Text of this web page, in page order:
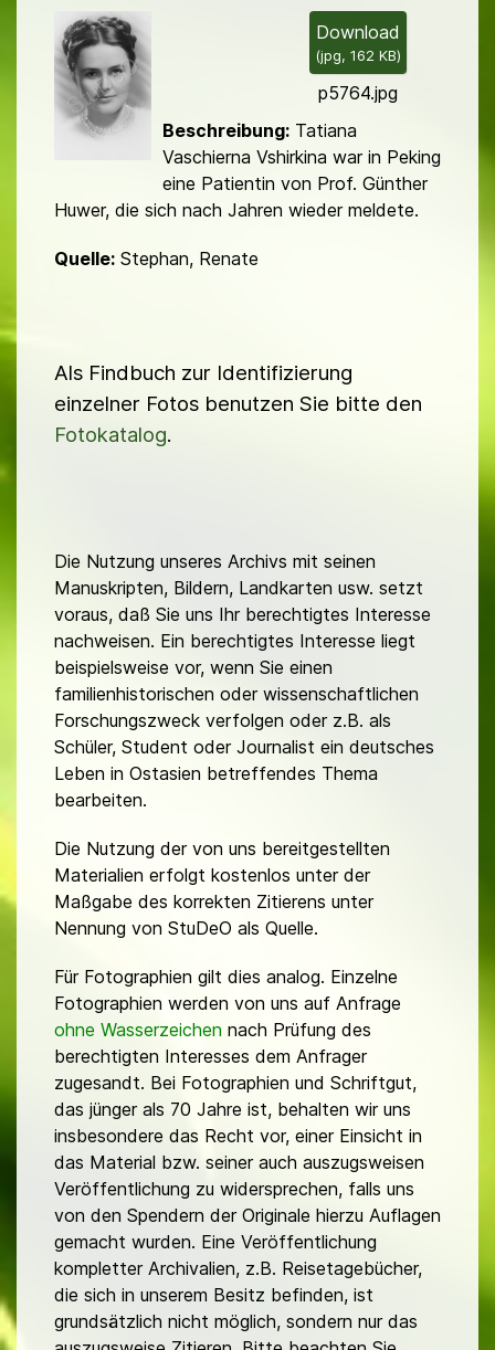
l
d
Download
(jpg, 162 KB)
p5764.jpg
Beschreibung:Tatiana
Vaschierna Vshirkina war in Peking
eine Patientin von Prof. Günther
Huwer, die sich nach Jahren wieder meldete.
Quelle: Stephan, Renate
Als Findbuch zur Identifizierung
einzelner Fotos benutzen Sie bitte den
Fotokatalog.
Die Nutzung unseres Archivs mit seinen
Manuskripten, Bildern, Landkarten usw. setzt
voraus, daß Sie uns Ihr berechtigtes Interesse
nachweisen. Ein berechtigtes Interesse liegt
beispielsweise vor, wenn Sie einen
familienhistorischen oder wissenschaftlichen
Forschungszweck verfolgen oder z.B. als
Schüler, Student oder Journalist ein deutsches
Leben in Ostasien betreffendes Thema
bearbeiten.
Die Nutzung der von uns bereitgestellten
Materialien erfolgt kostenlos unter der
Maßgabe des korrekten Zitierens unter
Nennung von StuDeO als Quelle.
Für Fotographien gilt dies analog. Einzelne
Fotographien werden von uns auf Anfrage
ohne Wasserzeichen nach Prüfung des
berechtigten Interesses dem Anfrager
zugesandt. Bei Fotographien und Schriftgut,
das jünger als 70 Jahre ist, behalten wir uns
insbesondere das Recht vor, einer Einsicht in
das Material bzw. seiner auch auszugsweisen
Veröffentlichung zu widersprechen, falls uns
von den Spendern der Originale hierzu Auflagen
gemacht wurden. Eine Veröffentlichung
kompletter Archivalien, z.B. Reisetagebücher,
die sich in unserem Besitz befinden, ist
grundsätzlich nicht möglich, sondern nur das